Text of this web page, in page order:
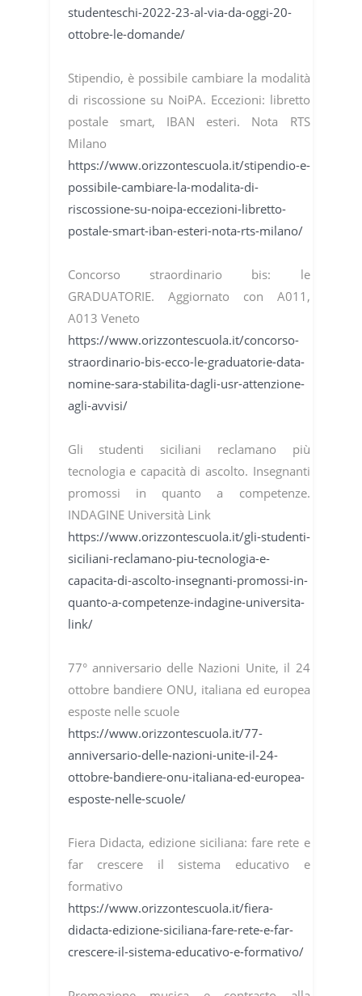
studenteschi-2022-23-al-via-da-oggi-20-
ottobre-le-domande/
Stipendio, è possibile cambiare la modalità
di riscossione su NoiPA. Eccezioni: libretto
postale smart, IBAN esteri. Nota RTS
Milano
https://www.orizzontescuola.it/stipendio-e-
possibile-cambiare-la-modalita-di-
riscossione-su-noipa-eccezioni-libretto-
postale-smart-iban-esteri-nota-rts-milano/
Concorso straordinario bis: le
GRADUATORIE. Aggiornato con A011,
A013 Veneto
https://www.orizzontescuola.it/concorso-
straordinario-bis-ecco-le-graduatorie-data-
nomine-sara-stabilita-dagli-usr-attenzione-
agli-avvisi/
Gli studenti siciliani reclamano più
tecnologia e capacità di ascolto. Insegnanti
promossi in quanto a competenze.
INDAGINE Università Link
https://www.orizzontescuola.it/gli-studenti-
siciliani-reclamano-piu-tecnologia-e-
capacita-di-ascolto-insegnanti-promossi-in-
quanto-a-competenze-indagine-universita-
link/
77° anniversario delle Nazioni Unite, il 24
ottobre bandiere ONU, italiana ed europea
esposte nelle scuole
https://www.orizzontescuola.it/77-
anniversario-delle-nazioni-unite-il-24-
ottobre-bandiere-onu-italiana-ed-europea-
esposte-nelle-scuole/
Fiera Didacta, edizione siciliana: fare rete e
far crescere il sistema educativo e
formativo
https://www.orizzontescuola.it/fiera-
didacta-edizione-siciliana-fare-rete-e-far-
crescere-il-sistema-educativo-e-formativo/